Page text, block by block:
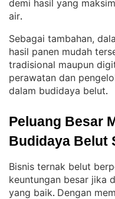
demi hasil yang
air.
Sebagai tambahan,
hasil panen mudah
tradisional maupun
perawatan dan
dalam budidaya belut.
Peluang Besar
Budidaya Belut
Bisnis ternak belut
keuntungan besar jika
yang baik. Dengan